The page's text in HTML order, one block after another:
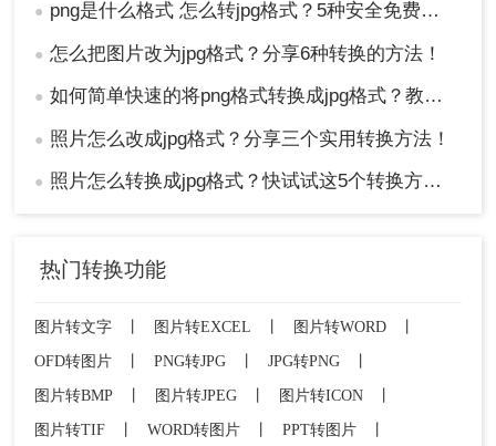
● png是什么格式 怎么转jpg格式？5种安全免费转换方法全解析！
● 怎么把图片改为jpg格式？分享6种转换的方法！
● 如何简单快速的将png格式转换成jpg格式？教你三招快速转格式！
● 照片怎么改成jpg格式？分享三个实用转换方法！
● 照片怎么转换成jpg格式？快试试这5个转换方法！
热门转换功能
图片转文字 图片转EXCEL 图片转WORD
OFD转图片
PNG转JPG JPG转PNG
图片转BMP
图片转JPEG 图片转ICON
图片转TIF
WORD转图片 PPT转图片